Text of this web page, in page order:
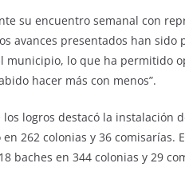
su encuentro semanal con
avances presentados han
municipio, lo que ha permitido
hacer más con menos”.
los logros destacó la instalación
en 262 colonias y 36
baches en 344 colonias y 29